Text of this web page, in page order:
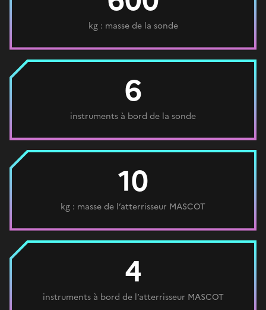
kg : masse de la sonde
6
instruments à bord de la sonde
10
kg : masse de l’atterrisseur MASCOT
4
instruments à bord de l’atterrisseur MASCOT